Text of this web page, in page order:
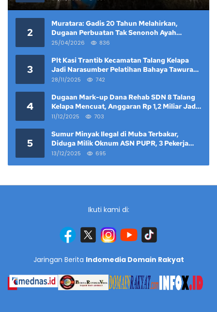
2
Muratara: Gadis 20 Tahun Melahirkan,
Dugaan Perbuatan Tak Senonoh Ayah
Kandung Mencuat
25/04/2026 836
3
Plt Kasi Trantib Kecamatan Talang Kelapa
Jadi Narasumber Pelatihan Bahaya Tawuran
dan Narkoba di Keramat Raya
28/11/2025 742
4
Dugaan Mark-up Dana Rehab SDN 8 Talang
Kelapa Mencuat, Anggaran Rp 1,2 Miliar Jadi
Sorotan
11/12/2025 703
5
Sumur Minyak Ilegal di Muba Terbakar,
Diduga Milik Oknum ASN PUPR, 3 Pekerja
Tewas
13/12/2025 695
Ikuti kami di:
Jaringan Berita Indomedia Domain Rakyat